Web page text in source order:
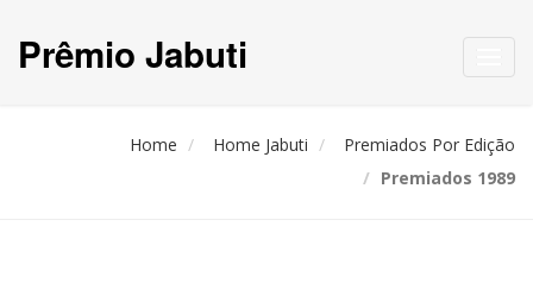
Prêmio Jabuti
Home Home Jabuti
Premiados Por Edição
Premiados 1989